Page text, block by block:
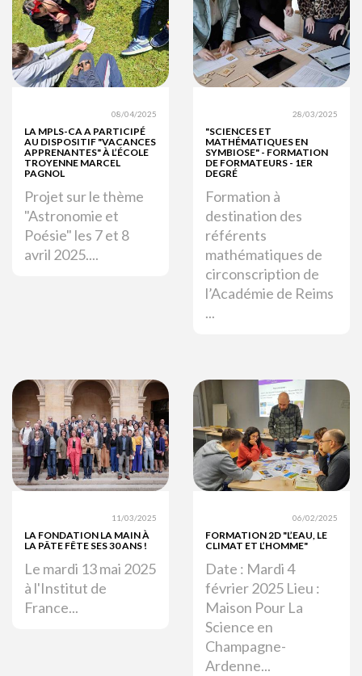
08/04/2025
LA MPLS-CA A PARTICIPÉ
AU DISPOSITIF "VACANCES
APPRENANTES" À L’ÉCOLE
TROYENNE MARCEL
PAGNOL
Projet sur le thème
"Astronomie et
Poésie" les 7 et 8
avril 2025....
28/03/2025
"SCIENCES ET
MATHÉMATIQUES EN
SYMBIOSE" - FORMATION
DE FORMATEURS - 1ER
DEGRÉ
Formation à
destination des
référents
mathématiques de
circonscription de
l’Académie de Reims
...
11/03/2025
LA FONDATION LA MAIN À
LA PÂTE FÊTE SES 30 ANS !
Le mardi 13 mai 2025
à l'Institut de
France...
06/02/2025
FORMATION 2D "L’EAU, LE
CLIMAT ET L’HOMME"
Date : Mardi 4
février 2025 Lieu :
Maison Pour La
Science en
Champagne-
Ardenne...